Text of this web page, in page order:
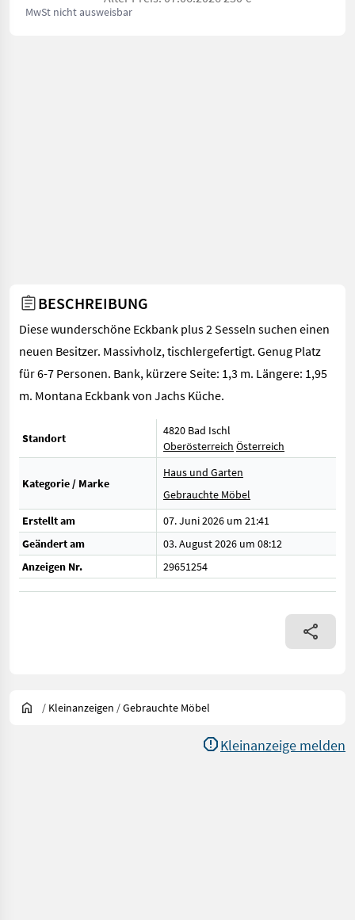
MwSt nicht ausweisbar
BESCHREIBUNG
Diese wunderschöne Eckbank plus 2 Sesseln suchen einen
neuen Besitzer. Massivholz, tischlergefertigt. Genug Platz
für 6-7 Personen. Bank, kürzere Seite: 1,3 m. Längere: 1,95
m. Montana Eckbank von Jachs Küche.
Standort
4820 Bad Ischl
Oberösterreich Österreich
Kategorie / Marke
Haus und Garten
Gebrauchte Möbel
Erstellt am
07. Juni 2026 um 21:41
Geändert am
03. August 2026 um 08:12
Anzeigen Nr.
29651254
/ Kleinanzeigen /Gebrauchte Möbel
Kleinanzeige melden